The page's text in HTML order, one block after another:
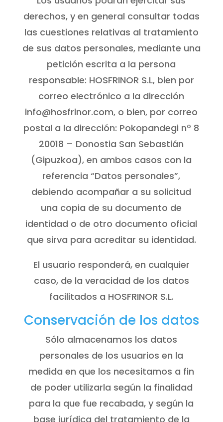
derechos, y en general consultar todas
las cuestiones relativas al tratamiento
de sus datos personales, mediante una
petición escrita a la persona
responsable: HOSFRINOR S.L, bien por
correo electrónico a la dirección
info@hosfrinor.com, o bien, por correo
postal a la dirección: Pokopandegi nº 8
20018 – Donostia San Sebastián
(Gipuzkoa), en ambos casos con la
referencia “Datos personales”,
debiendo acompañar a su solicitud
una copia de su documento de
identidad o de otro documento oficial
que sirva para acreditar su identidad.
El usuario responderá, en cualquier
caso, de la veracidad de los datos
facilitados a HOSFRINOR S.L.
Conservación de los datos
Sólo almacenamos los datos
personales de los usuarios en la
medida en que los necesitamos a fin
de poder utilizarla según la finalidad
para la que fue recabada, y según la
base jurídica del tratamiento de la